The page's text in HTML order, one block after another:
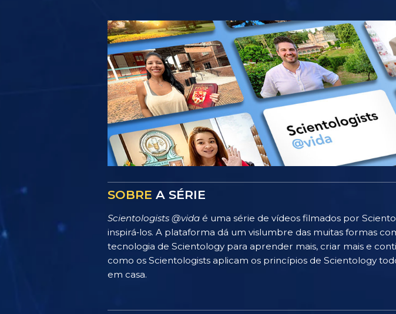
SOBRE A SÉRIE
Scientologists @vida é uma série de vídeos filmados por
inspirá‑los. A plataforma dá um vislumbre das muitas formas
tecnologia de Scientology para aprender mais, criar mais e
como os Scientologists aplicam os princípios de Scientology
em casa.